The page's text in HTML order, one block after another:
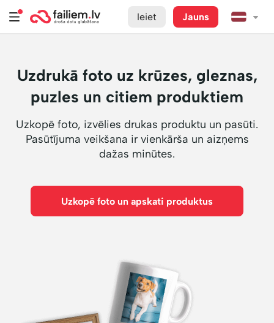
Ieiet Jauns
Uzdrukā foto uz krūzes, gleznas,
puzles un citiem produktiem
Uzkopē foto, izvēlies drukas produktu un pasūti.
Pasūtījuma veikšana ir vienkārša un aizņems
dažas minūtes.
Uzkopē foto un apskati produktus